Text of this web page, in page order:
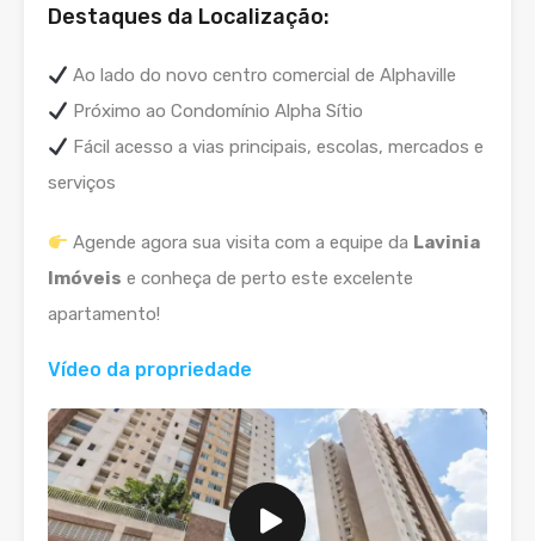
Destaques da Localização:
Ao lado do novo centro comercial de Alphaville
Próximo ao Condomínio Alpha Sítio
Fácil acesso a vias principais, escolas, mercados e
serviços
Agende agora sua visita com a equipe da Lavinia
Imóveis e conheça de perto este excelente
apartamento!
Vídeo da propriedade